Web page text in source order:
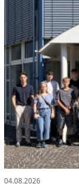
04.08.2026